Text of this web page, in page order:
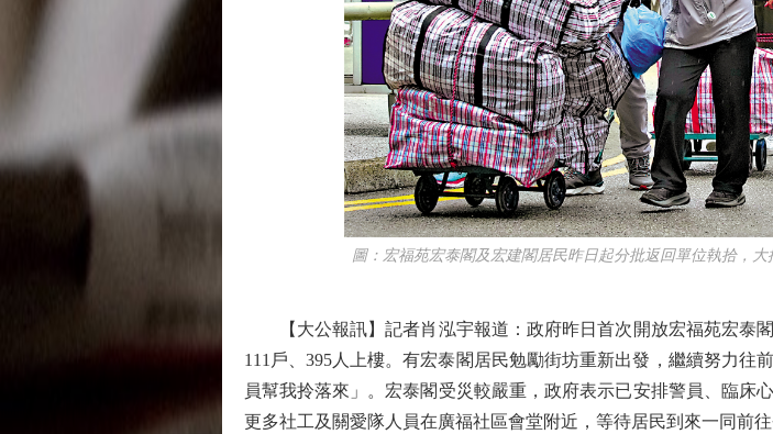
圖：宏福苑宏泰閣及宏建閣居民昨日起分批返回單位執拾，大
【大公報訊】記者肖泓宇報道：政府昨日首次開放宏福苑宏泰
111戶、395人上樓。有宏泰閣居民勉勵街坊重新出發，繼續努力
員幫我拎落來」。宏泰閣受災較嚴重，政府表示已安排警員、臨床
更多社工及關愛隊人員在廣福社區會堂附近，等待居民到來一同前往